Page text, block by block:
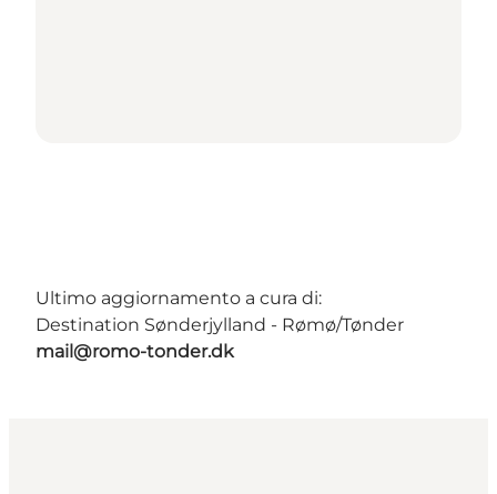
Ultimo aggiornamento a cura di:
Destination Sønderjylland - Rømø/Tønder
mail@romo-tonder.dk